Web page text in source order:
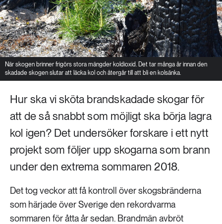
När skogen brinner frigörs stora mängder koldioxid. Det tar många år innan den
skadade skogen slutar att läcka kol och återgår till att bli en kolsänka.
Hur ska vi sköta brandskadade skogar för
att de så snabbt som möjligt ska börja lagra
kol igen? Det undersöker forskare i ett nytt
projekt som följer upp skogarna som brann
under den extrema sommaren 2018.
Det tog veckor att få kontroll över skogsbränderna
som härjade över Sverige den rekordvarma
sommaren för åtta år sedan. Brandmän avbröt